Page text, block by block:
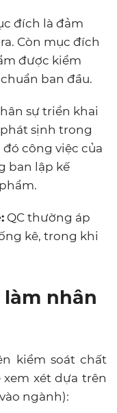
đích là đảm
Còn mục đích
được kiểm
ban đầu.
sự triển khai
phát sịnh trong
công việc của
ban lập kế
QC thường áp
kê, trong khi
nhân
kiểm soát chất
xem xét dựa trên
ngành):